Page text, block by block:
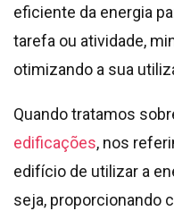
eficiente da energia
tarefa ou atividade,
otimizando a sua
Quando tratamos
edificações, nos
edifício de utilizar a
seja, proporcionando